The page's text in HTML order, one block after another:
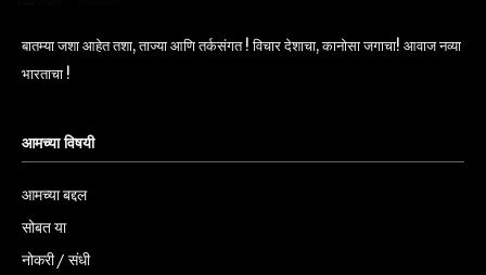
बातम्या जशा आहेत तशा, ताज्या आणि तर्कसंगत ! विचार देशाचा, कानोसा जगाचा! आवाज नव्या
भारताचा !
आमच्या विषयी
आमच्या बद्दल
सोबत या
नोकरी / संधी